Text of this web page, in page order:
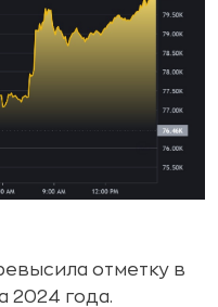
отметку в
2024 года.